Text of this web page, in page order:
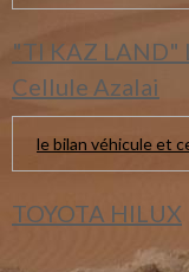
"TI KAZ LAND"
Cellule Azalai
le bilan véhicule et
TOYOTA HILUX